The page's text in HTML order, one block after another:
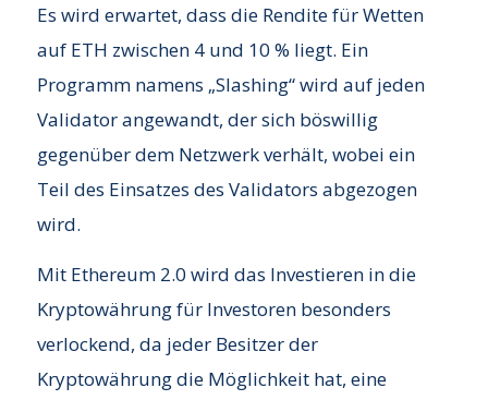
Es wird erwartet, dass die Rendite für Wetten
auf ETH zwischen 4 und 10 % liegt. Ein
Programm namens „Slashing“ wird auf jeden
Validator angewandt, der sich böswillig
gegenüber dem Netzwerk verhält, wobei ein
Teil des Einsatzes des Validators abgezogen
wird.
Mit Ethereum 2.0 wird das Investieren in die
Kryptowährung für Investoren besonders
verlockend, da jeder Besitzer der
Kryptowährung die Möglichkeit hat, eine